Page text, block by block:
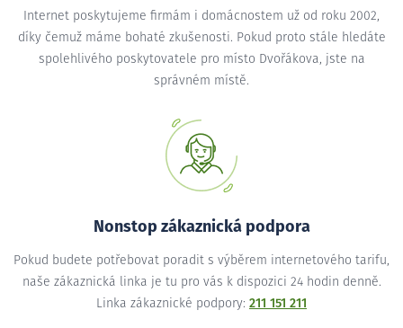
Internet poskytujeme firmám i domácnostem už od roku 2002,
díky čemuž máme bohaté zkušenosti. Pokud proto stále hledáte
spolehlivého poskytovatele pro místo Dvořákova, jste na
správném místě.
Nonstop zákaznická podpora
Pokud budete potřebovat poradit s výběrem internetového tarifu,
naše zákaznická linka je tu pro vás k dispozici 24 hodin denně.
Linka zákaznické podpory: 211 151 211